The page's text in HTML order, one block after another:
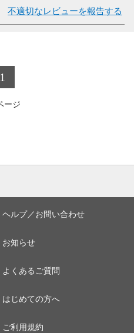
不適切なレビューを報告する
1
ヘルプ／お問い合わせ
お知らせ
よくあるご質問
はじめての方へ
ご利用規約